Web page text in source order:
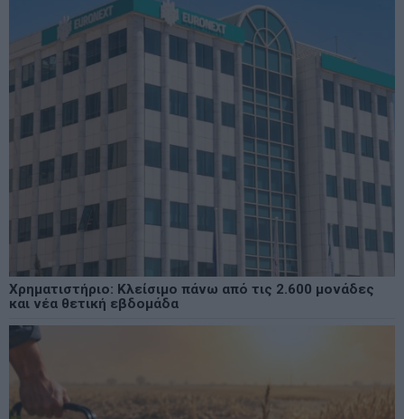
Χρηματιστήριο: Κλείσιμο πάνω από τις 2.600 μονάδες
και νέα θετική εβδομάδα